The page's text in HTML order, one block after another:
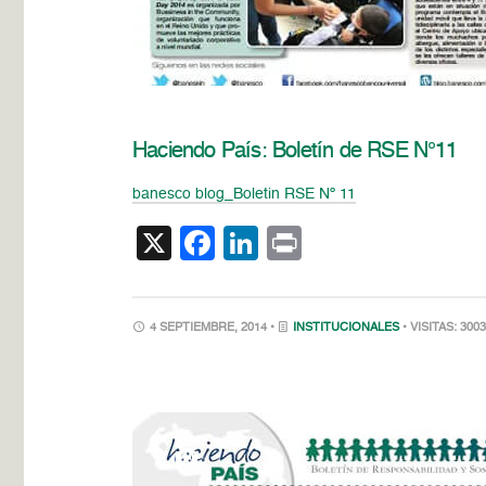
Haciendo País: Boletín de RSE N°11
banesco blog_Boletin RSE Nº 11
X Facebook
LinkedIn
4 SEPTIEMBRE, 2014 • INSTITUCIONALES • VISITAS: 3003